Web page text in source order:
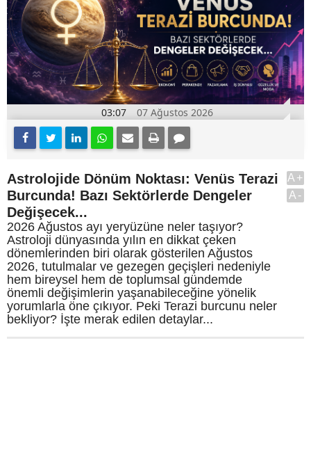
03:07 07 Ağustos 2026
Astrolojide Dönüm Noktası: Venüs Terazi
Burcunda! Bazı Sektörlerde Dengeler
Değişecek...
2026 Ağustos ayı yeryüzüne neler taşıyor?
Astroloji dünyasında yılın en dikkat çeken
dönemlerinden biri olarak gösterilen Ağustos
2026, tutulmalar ve gezegen geçişleri nedeniyle
hem bireysel hem de toplumsal gündemde
önemli değişimlerin yaşanabileceğine yönelik
yorumlarla öne çıkıyor. Peki Terazi burcunu neler
bekliyor? İşte merak edilen detaylar...
A+
A-